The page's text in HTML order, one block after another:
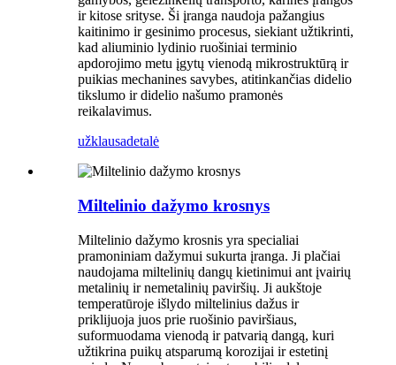
ir kitose srityse. Ši įranga naudoja pažangius
kaitinimo ir gesinimo procesus, siekiant užtikrinti,
kad aliuminio lydinio ruošiniai terminio
apdorojimo metu įgytų vienodą mikrostruktūrą ir
puikias mechanines savybes, atitinkančias didelio
tikslumo ir didelio našumo pramonės
reikalavimus.
užklausadetalė
Miltelinio dažymo krosnys
Miltelinio dažymo krosnis yra specialiai
pramoniniam dažymui sukurta įranga. Ji plačiai
naudojama miltelinių dangų kietinimui ant įvairių
metalinių ir nemetalinių paviršių. Ji aukštoje
temperatūroje išlydo miltelinius dažus ir
priklijuoja juos prie ruošinio paviršiaus,
suformuodama vienodą ir patvarią dangą, kuri
užtikrina puikų atsparumą korozijai ir estetinį